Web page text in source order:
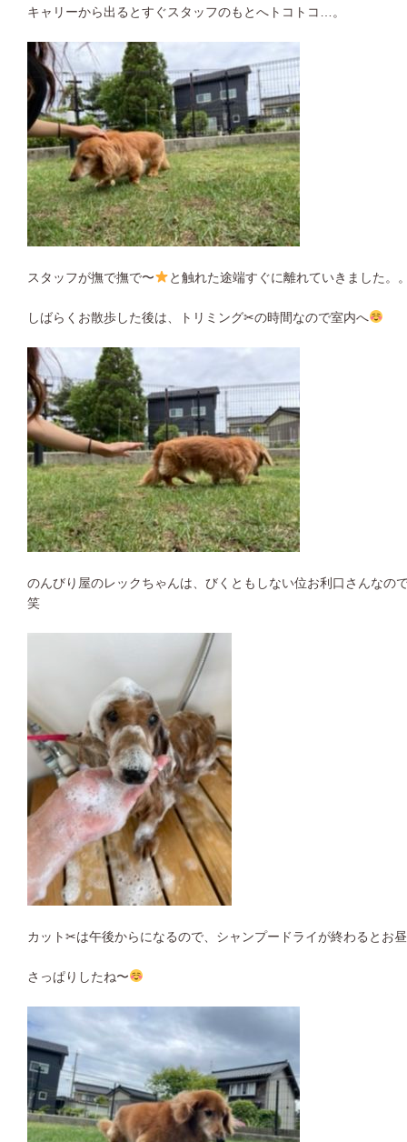
キャリーから出るとすぐスタッフのもとへトコトコ…。
スタッフが撫で撫で〜 と触れた途端すぐに離れていきました。
しばらくお散歩した後は、トリミング✂︎の時間なので室内へ
のんびり屋のレックちゃんは、びくともしない位お利口さんなの
笑
カット✂︎は午後からになるので、シャンプードライが終わるとお
さっぱりしたね〜